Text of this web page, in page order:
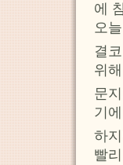
에
오
결
위
문
기
하
빨